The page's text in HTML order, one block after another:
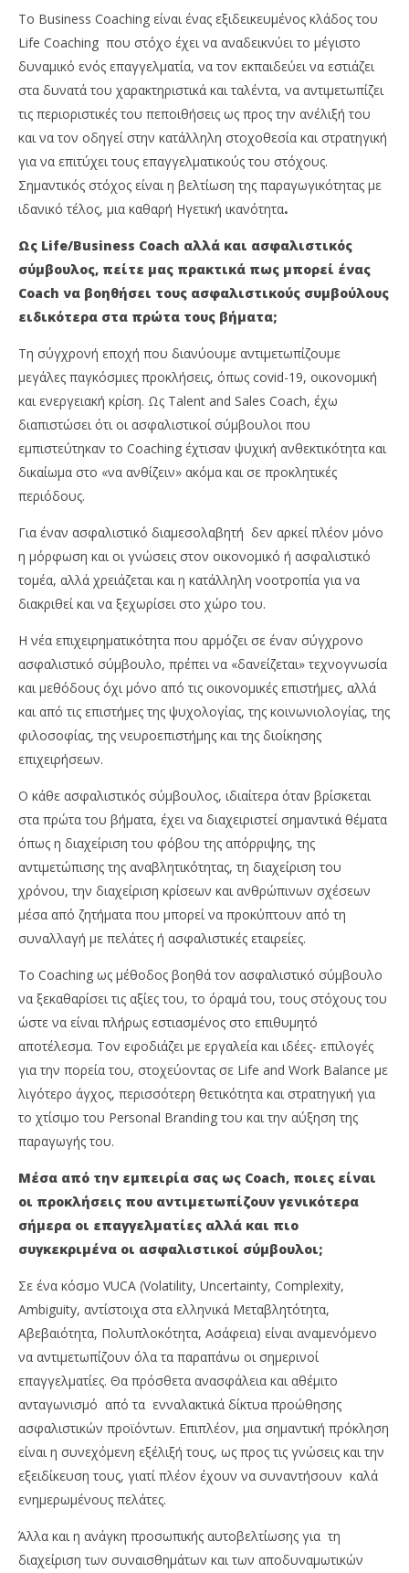
Το Business Coaching είναι ένας εξιδεικευμένος κλάδος του
Life Coaching που στόχο έχει να αναδεικνύει το μέγιστο
δυναμικό ενός επαγγελματία, να τον εκπαιδεύει να εστιάζει
στα δυνατά του χαρακτηριστικά και ταλέντα, να αντιμετωπίζει
τις περιοριστικές του πεποιθήσεις ως προς την ανέλιξή του
και να τον οδηγεί στην κατάλληλη στοχοθεσία και στρατηγική
για να επιτύχει τους επαγγελματικούς του στόχους.
Σημαντικός στόχος είναι η βελτίωση της παραγωγικότητας με
ιδανικό τέλος, μια καθαρή Ηγετική ικανότητα.
Ως Life/Business Coach αλλά και ασφαλιστικός
σύμβουλος, πείτε μας πρακτικά πως μπορεί ένας
Coach να βοηθήσει τους ασφαλιστικούς συμβούλους
ειδικότερα στα πρώτα τους βήματα;
Τη σύγχρονή εποχή που διανύουμε αντιμετωπίζουμε
μεγάλες παγκόσμιες προκλήσεις, όπως covid-19, οικονομική
και ενεργειακή κρίση. Ως Talent and Sales Coach, έχω
διαπιστώσει ότι οι ασφαλιστικοί σύμβουλοι που
εμπιστεύτηκαν το Coaching έχτισαν ψυχική ανθεκτικότητα και
δικαίωμα στο «να ανθίζειν» ακόμα και σε προκλητικές
περιόδους.
Για έναν ασφαλιστικό διαμεσολαβητή δεν αρκεί πλέον μόνο
η μόρφωση και οι γνώσεις στον οικονομικό ή ασφαλιστικό
τομέα, αλλά χρειάζεται και η κατάλληλη νοοτροπία για να
διακριθεί και να ξεχωρίσει στο χώρο του.
Η νέα επιχειρηματικότητα που αρμόζει σε έναν σύγχρονο
ασφαλιστικό σύμβουλο, πρέπει να «δανείζεται» τεχνογνωσία
και μεθόδους όχι μόνο από τις οικονομικές επιστήμες, αλλά
και από τις επιστήμες της ψυχολογίας, της κοινωνιολογίας, της
φιλοσοφίας, της νευροεπιστήμης και της διοίκησης
επιχειρήσεων.
Ο κάθε ασφαλιστικός σύμβουλος, ιδιαίτερα όταν βρίσκεται
στα πρώτα του βήματα, έχει να διαχειριστεί σημαντικά θέματα
όπως η διαχείριση του φόβου της απόρριψης, της
αντιμετώπισης της αναβλητικότητας, τη διαχείριση του
χρόνου, την διαχείριση κρίσεων και ανθρώπινων σχέσεων
μέσα από ζητήματα που μπορεί να προκύπτουν από τη
συναλλαγή με πελάτες ή ασφαλιστικές εταιρείες.
Το Coaching ως μέθοδος βοηθά τον ασφαλιστικό σύμβουλο
να ξεκαθαρίσει τις αξίες του, το όραμά του, τους στόχους του
ώστε να είναι πλήρως εστιασμένος στο επιθυμητό
αποτέλεσμα. Τον εφοδιάζει με εργαλεία και ιδέες- επιλογές
για την πορεία του, στοχεύοντας σε Life and Work Balance με
λιγότερο άγχος, περισσότερη θετικότητα και στρατηγική για
το χτίσιμο του Personal Branding του και την αύξηση της
παραγωγής του.
Μέσα από την εμπειρία σας ως Coach, ποιες είναι
οι προκλήσεις που αντιμετωπίζουν γενικότερα
σήμερα οι επαγγελματίες αλλά και πιο
συγκεκριμένα οι ασφαλιστικοί σύμβουλοι;
Σε ένα κόσμο VUCA (Volatility, Uncertainty, Complexity,
Ambiguity, αντίστοιχα στα ελληνικά Μεταβλητότητα,
Αβεβαιότητα, Πολυπλοκότητα, Ασάφεια) είναι αναμενόμενο
να αντιμετωπίζουν όλα τα παραπάνω οι σημερινοί
επαγγελματίες. Θα πρόσθετα ανασφάλεια και αθέμιτο
ανταγωνισμό από τα ενναλακτικά δίκτυα προώθησης
ασφαλιστικών προϊόντων. Επιπλέον, μια σημαντική πρόκληση
είναι η συνεχόμενη εξέλιξή τους, ως προς τις γνώσεις και την
εξειδίκευση τους, γιατί πλέον έχουν να συναντήσουν καλά
ενημερωμένους πελάτες.
Άλλα και η ανάγκη προσωπικής αυτοβελτίωσης για τη
διαχείριση των συναισθημάτων και των αποδυναμωτικών